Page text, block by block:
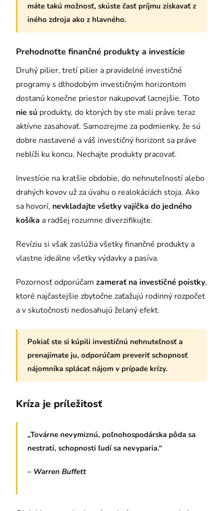
máte takú možnosť, skúste časť príjmu získavať z
iného zdroja ako z hlavného.
Prehodnoťte finančné produkty a investície
Druhý pilier, tretí pilier a pravidelné investičné
programy s dlhodobým investičným horizontom
dostanú konečne priestor nakupovať lacnejšie. Toto
nie sú produkty, do ktorých by ste mali práve teraz
aktívne zasahovať. Samozrejme za podmienky, že sú
dobre nastavené a váš investičný horizont sa práve
neblíži ku koncu. Nechajte produkty pracovať.
Investície na kratšie obdobie, do nehnuteľností alebo
drahých kovov už za úvahu o realokáciách stoja. Ako
sa hovorí, nevkladajte všetky vajíčka do jedného
košíka a radšej rozumne diverzifikujte.
Revíziu si však zaslúžia všetky finančné produkty a
vlastne ideálne všetky výdavky a pasíva.
Pozornosť odporúčam zamerať na investičné poistky,
ktoré najčastejšie zbytočne zaťažujú rodinný rozpočet
a v skutočnosti nedosahujú želaný efekt.
Pokiaľ ste si kúpili investičnú nehnuteľnosť a
prenajímate ju, odporúčam preveriť schopnosť
nájomníka splácať nájom v prípade krízy.
Kríza je príležitosť
„Továrne nevymiznú, poľnohospodárska pôda sa
nestratí, schopnosti ľudí sa nevyparia.“
– Warren Buffett